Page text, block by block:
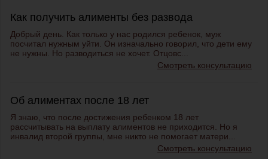
Как получить алименты без развода
Добрый день. Как только у нас родился ребенок, муж
посчитал нужным уйти. Он изначально говорил, что дети ему
не нужны. Но разводиться не хочет. Отцовс...
Смотреть консультацию
Об алиментах после 18 лет
Я знаю, что после достижения ребенком 18 лет
рассчитывать на выплату алиментов не приходится. Но я
инвалид второй группы, мне никто не помогает матери...
Смотреть консультацию